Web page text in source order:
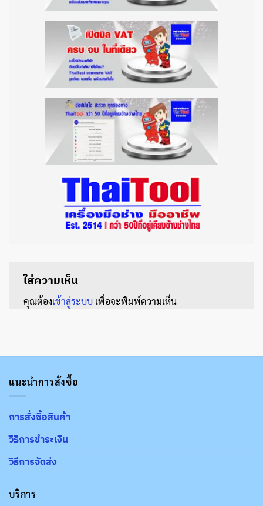
ใส่ความเห็น
คุณต้องเข้าสู่ระบบ เพื่อจะพิมพ์ความเห็น
แนะนำการสั่งซื้อ
การสั่งซื้อสินค้า
วิธีการชำระเงิน
วิธีการจัดส่ง
บริการ